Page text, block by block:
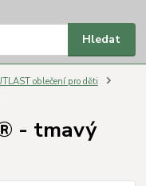
Hledat
oblečení pro děti
- tmavý